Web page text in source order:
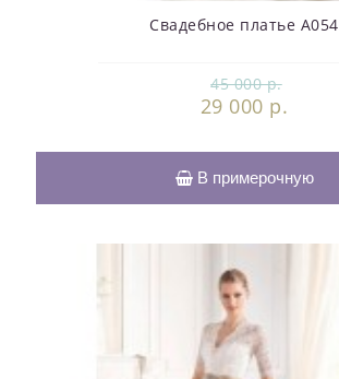
Свадебное платье А054
45 000 р.
29 000 р.
В примерочную